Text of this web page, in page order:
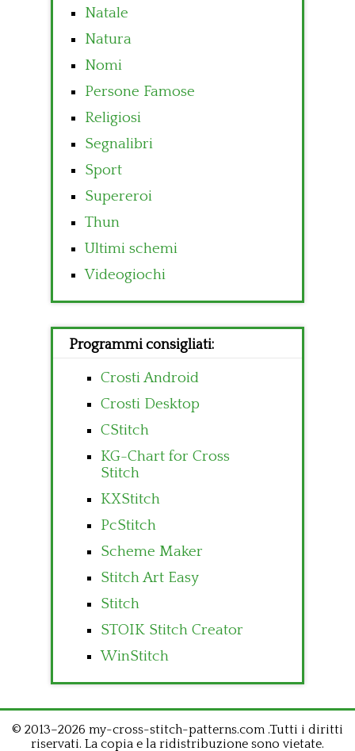
Natale
Natura
Nomi
Persone Famose
Religiosi
Segnalibri
Sport
Supereroi
Thun
Ultimi schemi
Videogiochi
Programmi consigliati:
Crosti Android
Crosti Desktop
CStitch
KG-Chart for Cross
Stitch
KXStitch
PcStitch
Scheme Maker
Stitch Art Easy
Stitch
STOIK Stitch Creator
WinStitch
© 2013–2026 my-cross-stitch-patterns.com .Tutti i diritti
riservati. La copia e la ridistribuzione sono vietate.